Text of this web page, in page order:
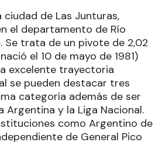
de Las Junturas,
el departamento de Río
Se trata de un pivote de 2,02
el 10 de mayo de 1981)
excelente trayectoria
se pueden destacar tres
categoría además de ser
Argentina y la Liga Nacional.
como Argentino de
de General Pico